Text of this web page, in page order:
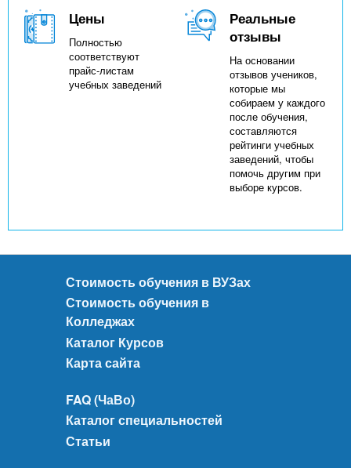
Цены
Полностью
соответствуют
прайс-листам
учебных заведений
Реальные
отзывы
На основании
отзывов учеников,
которые мы
собираем у каждого
после обучения,
составляются
рейтинги учебных
заведений, чтобы
помочь другим при
выборе курсов.
Стоимость обучения в ВУЗах
Стоимость обучения в
Колледжах
Каталог Курсов
Карта сайта
FAQ (ЧаВо)
Каталог специальностей
Статьи